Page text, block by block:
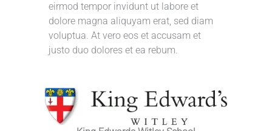
eirmod tempor invidunt ut labore et
dolore magna aliquyam erat, sed diam
voluptua. At vero eos et accusam et
justo duo dolores et ea rebum.